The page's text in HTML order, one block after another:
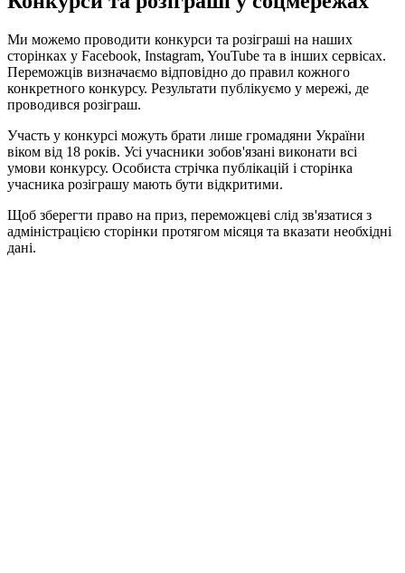
Ми можемо проводити конкурси та розіграші на наших
сторінках у Facebook, Instagram, YouTube та в інших сервісах.
Переможців визначаємо відповідно до правил кожного
конкретного конкурсу. Результати публікуємо у мережі, де
проводився розіграш.
Участь у конкурсі можуть брати лише громадяни України
віком від 18 років. Усі учасники зобов'язані виконати всі
умови конкурсу. Особиста стрічка публікацій і сторінка
учасника розіграшу мають бути відкритими.
Щоб зберегти право на приз, переможцеві слід зв'язатися з
адміністрацією сторінки протягом місяця та вказати необхідні
дані.